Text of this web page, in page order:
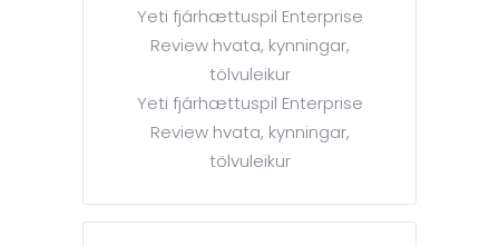
Yeti fjárhættuspil Enterprise
Review hvata, kynningar,
tölvuleikur
Yeti fjárhættuspil Enterprise
Review hvata, kynningar,
tölvuleikur